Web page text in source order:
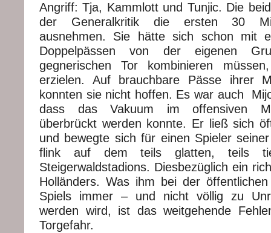
Angriff: Tja, Kammlott und Tunjic. Die
der Generalkritik die ersten 30
ausnehmen. Sie hätte sich schon mit
Doppelpässen von der eigenen
gegnerischen Tor kombinieren
erzielen. Auf brauchbare Pässe ihrer
konnten sie nicht hoffen. Es war auch
dass das Vakuum im offensiven
überbrückt werden konnte. Er ließ sich
und bewegte sich für einen Spieler
flink auf dem teils glatten, teils
Steigerwaldstadions. Diesbezüglich ein
Holländers. Was ihm bei der
Spiels immer – und nicht völlig zu
werden wird, ist das weitgehende
Torgefahr.